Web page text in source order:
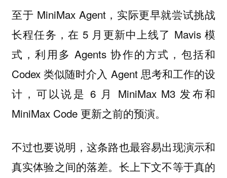
至于 MiniMax Agent，实际更早就尝试挑战
长程任务，在 5 月更新中上线了 Mavis 模
式，利用多 Agents 协作的方式，包括和
Codex 类似随时介入 Agent 思考和工作的设
计，可以说是 6 月 MiniMax M3 发布和
MiniMax Code 更新之前的预演。
不过也要说明，这条路也最容易出现演示和
真实体验之间的落差。长上下文不等于真的